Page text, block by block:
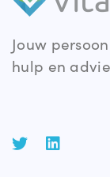
Jouw
hulp en